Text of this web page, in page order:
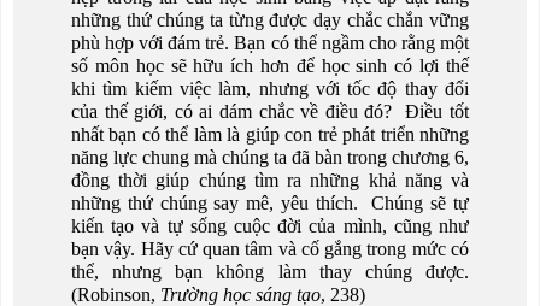
những thứ chúng ta từng được dạy chắc chắn vững
phù hợp với đám trẻ. Bạn có thể ngầm cho rằng một
số môn học sẽ hữu ích hơn để học sinh có lợi thế
khi tìm kiếm việc làm, nhưng với tốc độ thay đổi
của thế giới, có ai dám chắc về điều đó? Điều tốt
nhất bạn có thể làm là giúp con trẻ phát triển những
năng lực chung mà chúng ta đã bàn trong chương 6,
đồng thời giúp chúng tìm ra những khả năng và
những thứ chúng say mê, yêu thích. Chúng sẽ tự
kiến tạo và tự sống cuộc đời của mình, cũng như
bạn vậy. Hãy cứ quan tâm và cố gắng trong mức có
thể, nhưng bạn không làm thay chúng được.
(Robinson, Trường học sáng tạo, 238)